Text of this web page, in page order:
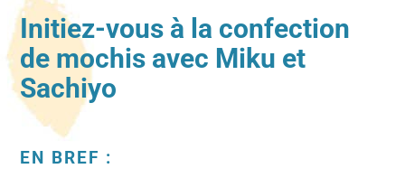
Initiez-vous à la confection
de mochis avec Miku et
Sachiyo
EN BREF :